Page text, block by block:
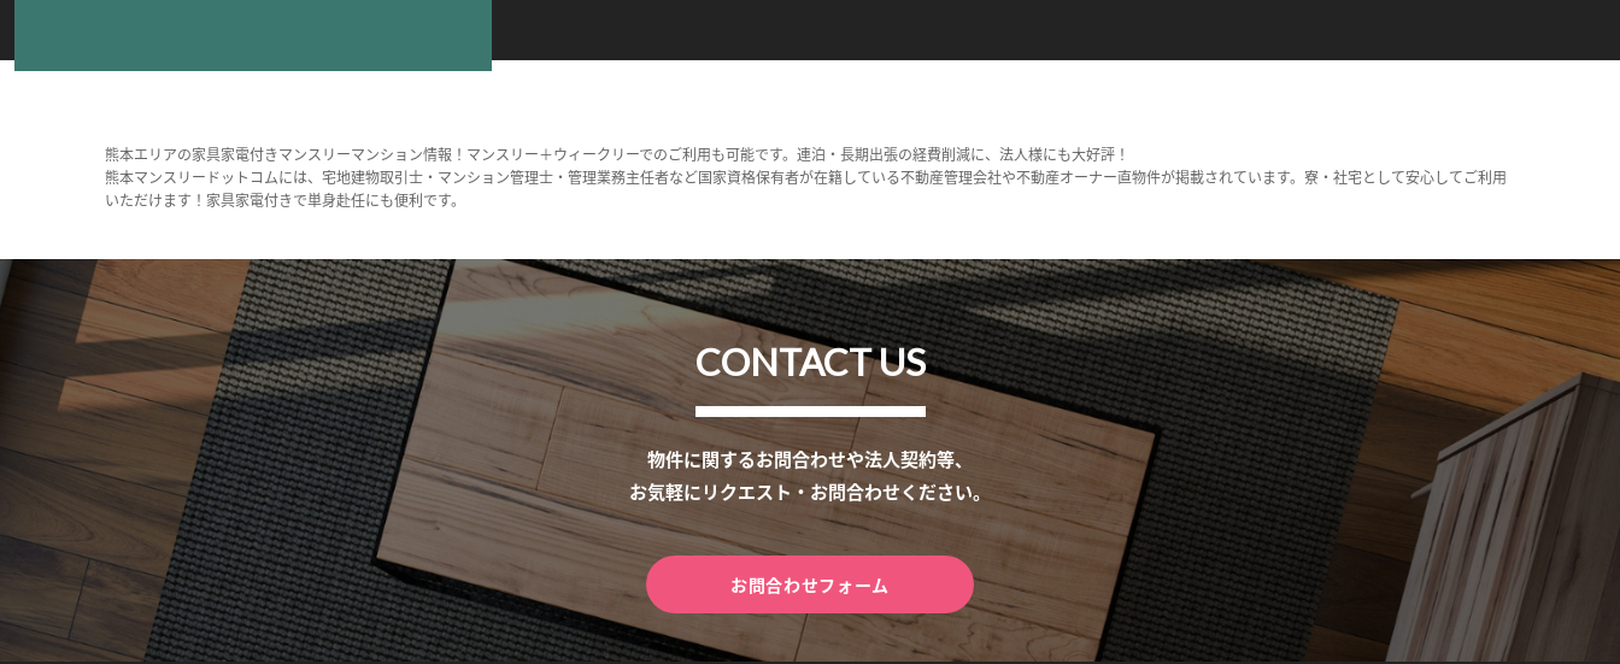
熊本エリアの家具家電付きマンスリーマンション情報！マンスリー＋ウィークリーでのご利用も可能です。連泊・長期出張の経費削減に、法人様にも大好評！
熊本マンスリードットコムには、宅地建物取引士・マンション管理士・管理業務主任者など国家資格保有者が在籍している不動産管理会社や不動産オーナー直物件が掲載されています。寮・社宅として安心してご利用
いただけます！家具家電付きで単身赴任にも便利です。
CONTACT US
物件に関するお問合わせや法人契約等、
お気軽にリクエスト・お問合わせください。
お問合わせフォーム